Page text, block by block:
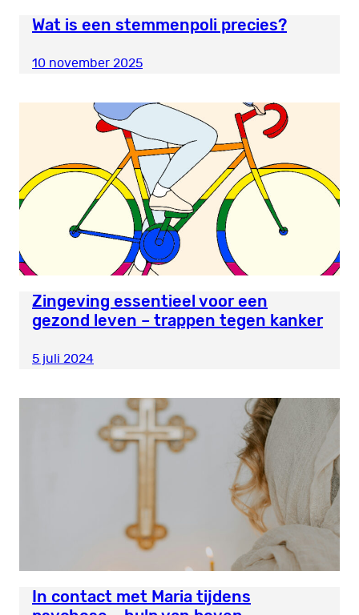
Wat is een stemmenpoli precies?
10 november 2025
Zingeving essentieel voor een
gezond leven – trappen tegen kanker
5 juli 2024
In contact met Maria tijdens